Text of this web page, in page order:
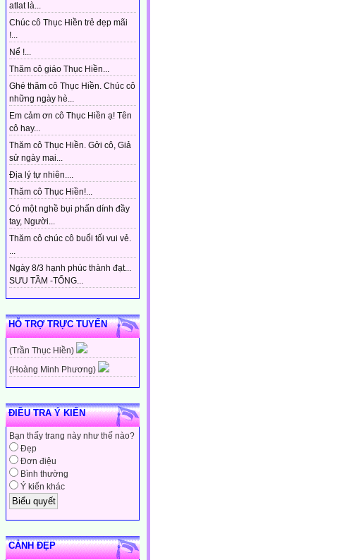
atlat là...
Chúc cô Thục Hiền trẻ đẹp mãi
!...
Nể !...
Thăm cô giáo Thục Hiền...
Ghé thăm cô Thục Hiền. Chúc cô
những ngày hè...
Em cảm ơn cô Thục Hiền ạ! Tên
cô hay...
Thăm cô Thục Hiền. Gởi cô, Giả
sử ngày mai...
Địa lý tự nhiên....
Thăm cô Thục Hiền!...
Có một nghề bụi phấn dính đầy
tay, Người...
Thăm cô chúc cô buổi tối vui vẻ.
...
Ngày 8/3 hạnh phúc thành đạt...
SƯU TẦM -TỔNG...
HỖ TRỢ TRỰC TUYẾN
(Trần Thục Hiền)
(Hoàng Minh Phương)
ĐIỀU TRA Ý KIẾN
Bạn thấy trang này như thế nào?
Đẹp
Đơn điệu
Bình thường
Ý kiến khác
CẢNH ĐẸP